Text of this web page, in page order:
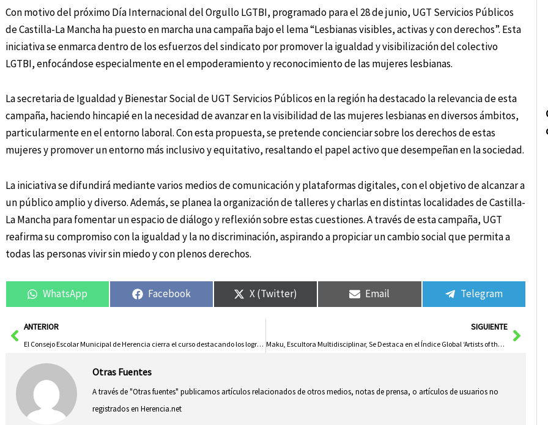
Con motivo del próximo Día Internacional del Orgullo LGTBI, programado para el 28 de junio, UGT Servicios Públicos
de Castilla-La Mancha ha puesto en marcha una campaña bajo el lema “Lesbianas visibles, activas y con derechos”. Esta
iniciativa se enmarca dentro de los esfuerzos del sindicato por promover la igualdad y visibilización del colectivo
LGTBI, enfocándose especialmente en el empoderamiento y reconocimiento de las mujeres lesbianas.
La secretaria de Igualdad y Bienestar Social de UGT Servicios Públicos en la región ha destacado la relevancia de esta
campaña, haciendo hincapié en la necesidad de avanzar en la visibilidad de las mujeres lesbianas en diversos ámbitos,
particularmente en el entorno laboral. Con esta propuesta, se pretende concienciar sobre los derechos de estas
mujeres y promover un entorno más inclusivo y equitativo, resaltando el papel activo que desempeñan en la sociedad.
La iniciativa se difundirá mediante varios medios de comunicación y plataformas digitales, con el objetivo de alcanzar a
un público amplio y diverso. Además, se planea la organización de talleres y charlas en distintas localidades de Castilla-
La Mancha para fomentar un espacio de diálogo y reflexión sobre estas cuestiones. A través de esta campaña, UGT
reafirma su compromiso con la igualdad y la no discriminación, aspirando a propiciar un cambio social que permita a
todas las personas vivir sin miedo y con plenos derechos.
WhatsApp Facebook X (Twitter) Email Telegram
AntANTERIOR
El Consejo Escolar Municipal de Herencia cierra el curso destacando los logros educativos y el trabajo conjunto de la comunidad educativa
SIGUIENTE
Maku, Escultora Multidisciplinar, Se Destaca en el Índice Global ‘Artists of the World’
Otras Fuentes
A través de "Otras fuentes" publicamos artículos relacionados de otros medios, notas de prensa, o artículos de usuarios no
registrados en Herencia.net